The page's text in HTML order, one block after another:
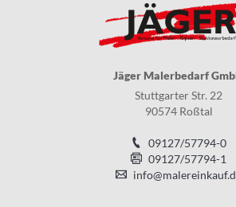
Jäger Malerbedarf
Stuttgarter Str. 22
90574 Roßtal
09127/57794-0
09127/57794-1